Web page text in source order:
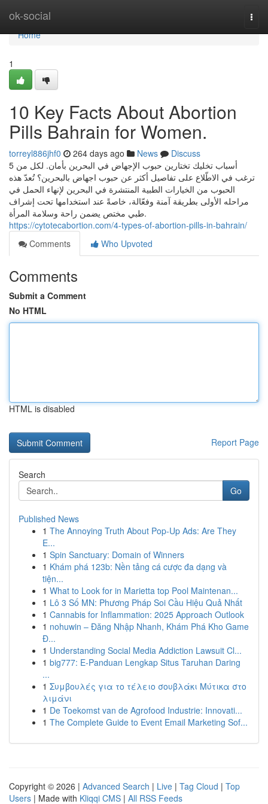
ok-social
Home
Home
1
10 Key Facts About Abortion
Pills Bahrain for Women.
torreyl886jhf0 264 days ago News
Discuss
5 أسباب تخليك تختارين حبوب الإجهاض في البحرين بأمان. لكل من
ترغب في الاطّلاع على تفاصيل أكثر عن حبوب اجهاض بالبحرين؟ تُعدّ هذه
الحبوب من الخيارات الطبية المنتشرة في البحرين لإنهاء الحمل في
مراحله الأولى بطريقة آمنة وفعّالة، خاصةً عند استخدامها تحت إشراف
طبي مختص يضمن راحة وسلامة المرأة.
https://cytotecabortion.com/4-types-of-abortion-pills-in-bahrain/
Comments
Who Upvoted
Comments
Submit a Comment
No HTML
HTML is disabled
Report Page
Search
Go
Published News
1 The Annoying Truth About Pop-Up Ads: Are They
E...
1 Spin Sanctuary: Domain of Winners
1 Khám phá 123b: Nền tảng cá cược đa dạng và
tiện...
1 What to Look for in Marietta top Pool Maintenan...
1 Lô 3 Số MN: Phương Pháp Soi Cầu Hiệu Quả Nhất
1 Cannabis for Inflammation: 2025 Approach Outlook
1 nohuwin – Đăng Nhập Nhanh, Khám Phá Kho Game
Đ...
1 Understanding Social Media Addiction Lawsuit Cl...
1 big777: E-Panduan Lengkap Situs Taruhan Daring
...
1 Συμβουλές για το τέλειο σουβλάκι Μύτικα στο
λιμάνι
1 De Toekomst van de Agrofood Industrie: Innovati...
1 The Complete Guide to Event Email Marketing Sof...
Copyright © 2026 | Advanced Search | Live | Tag Cloud | Top
Users | Made with Kliqqi CMS | All RSS Feeds